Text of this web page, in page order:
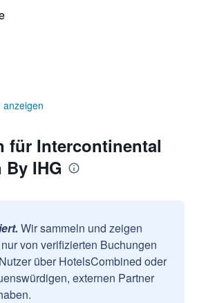
anzeigen
für Intercontinental
IHG
Wir sammeln und zeigen
von verifizierten Buchungen
über HotelsCombined oder
externen Partner